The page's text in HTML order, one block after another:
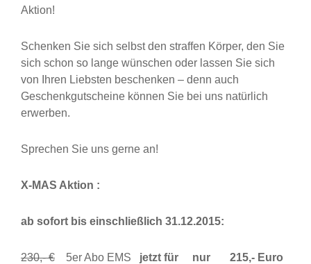
Aktion!
Schenken Sie sich selbst den straffen Körper, den Sie
sich schon so lange wünschen oder lassen Sie sich
von Ihren Liebsten beschenken – denn auch
Geschenkgutscheine können Sie bei uns natürlich
erwerben.
Sprechen Sie uns gerne an!
X-MAS Aktion :
ab sofort bis einschließlich 31.12.2015:
230,- € 5er Abo EMS jetzt für nur 215,- Euro